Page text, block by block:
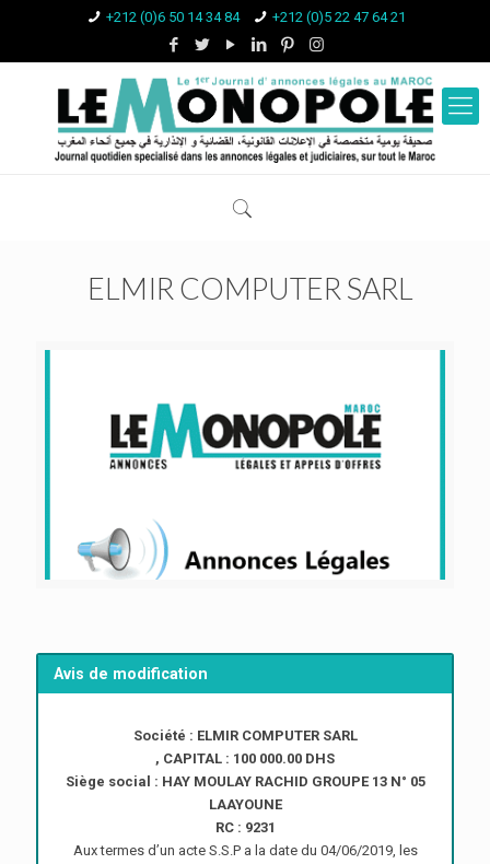
+212 (0)6 50 14 34 84 +212 (0)5 22 47 64 21
ELMIR COMPUTER SARL
Avis de modification
Société : ELMIR COMPUTER SARL
, CAPITAL : 100 000.00 DHS
Siège social : HAY MOULAY RACHID GROUPE 13 N° 05
LAAYOUNE
RC : 9231
Aux termes d’un acte S.S.P a la date du 04/06/2019, les